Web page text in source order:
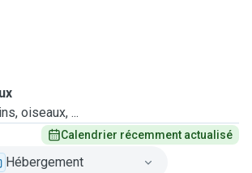
oiseaux, ...
Calendrier récemment actualisé
Hébergement